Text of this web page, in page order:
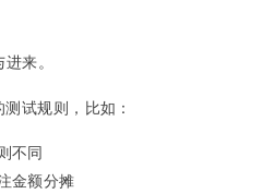
来。
试规则，比如：
不同
金额分摊